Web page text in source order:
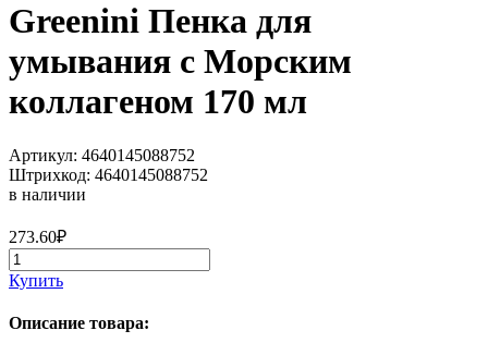
Greenini Пенка для
умывания с Морским
коллагеном 170 мл
Артикул: 4640145088752
Штрихкод: 4640145088752
в наличии
273.60₽
Купить
Описание товара: